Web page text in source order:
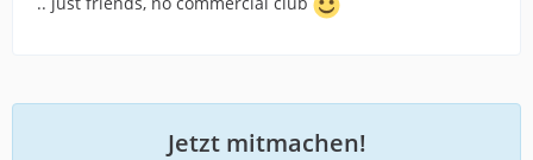
Jetzt mitmachen!